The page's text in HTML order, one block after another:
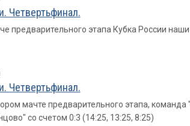
Четвертьфинал.
предварительного этапа Кубка России
Четвертьфинал.
мачте предварительного этапа,
со счетом 0:3 (14:25, 13:25, 8:25)